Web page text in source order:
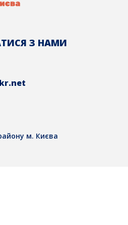
З НАМИ
м. Києва